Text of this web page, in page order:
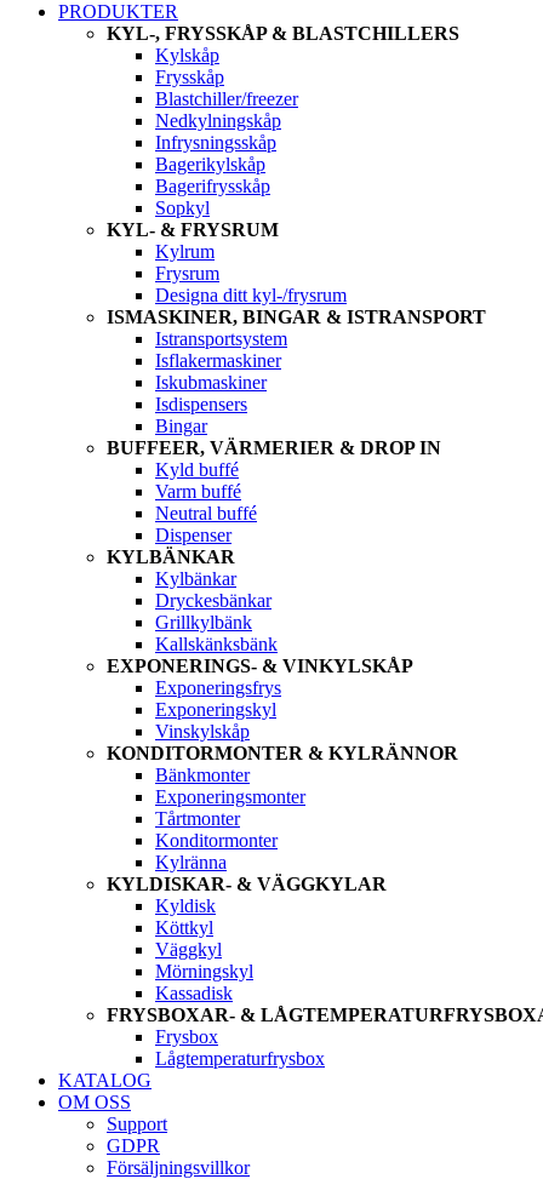
PRODUKTER
KYL-, FRYSSKÅP & BLASTCHILLERS
Kylskåp
Frysskåp
Blastchiller/freezer
Nedkylningskåp
Infrysningsskåp
Bagerikylskåp
Bagerifrysskåp
Sopkyl
KYL- & FRYSRUM
Kylrum
Frysrum
Designa ditt kyl-/frysrum
ISMASKINER, BINGAR & ISTRANSPORT
Istransportsystem
Isflakermaskiner
Iskubmaskiner
Isdispensers
Bingar
BUFFEER, VÄRMERIER & DROP IN
Kyld buffé
Varm buffé
Neutral buffé
Dispenser
KYLBÄNKAR
Kylbänkar
Dryckesbänkar
Grillkylbänk
Kallskänksbänk
EXPONERINGS- & VINKYLSKÅP
Exponeringsfrys
Exponeringskyl
Vinskylskåp
KONDITORMONTER & KYLRÄNNOR
Bänkmonter
Exponeringsmonter
Tårtmonter
Konditormonter
Kylränna
KYLDISKAR- & VÄGGKYLAR
Kyldisk
Köttkyl
Väggkyl
Mörningskyl
Kassadisk
FRYSBOXAR- &
Frysbox
Lågtemperaturfrysbox
KATALOG
OM OSS
Support
GDPR
Försäljningsvillkor